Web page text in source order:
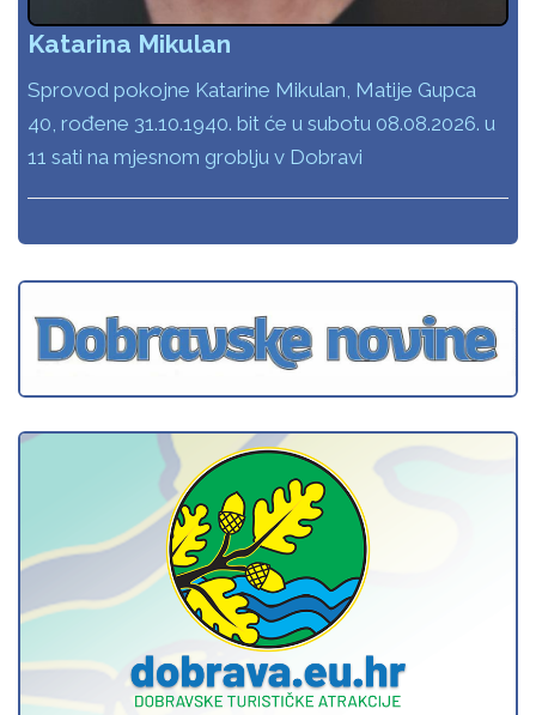
Katarina Mikulan
Sprovod pokojne Katarine Mikulan, Matije Gupca
40, rođene 31.10.1940. bit će u subotu 08.08.2026. u
11 sati na mjesnom groblju v Dobravi